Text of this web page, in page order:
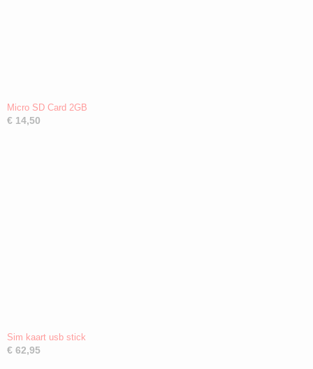
Micro SD Card 2GB
€ 14,50
Sim kaart usb stick
€ 62,95